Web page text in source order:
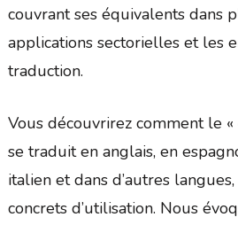
couvrant ses équivalents dans
applications sectorielles et les
traduction.
Vous découvrirez comment le
se traduit en anglais, en
italien et dans d’autres
concrets d’utilisation. Nous